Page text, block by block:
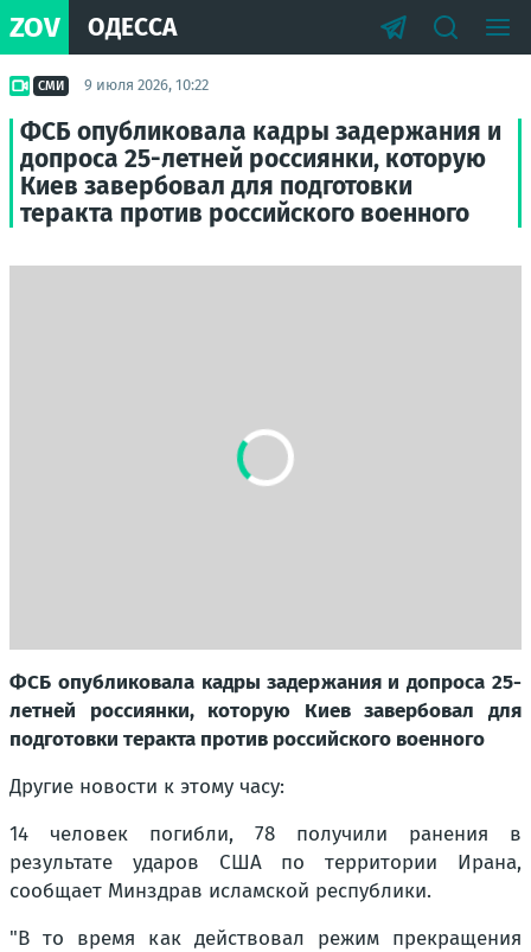
ZOV ОДЕССА
СМИ 9 июля 2026, 10:22
ФСБ опубликовала кадры задержания и
допроса 25-летней россиянки, которую
Киев завербовал для подготовки
теракта против российского военного
ФСБ опубликовала кадры задержания и допроса 25-
летней россиянки, которую Киев завербовал для
подготовки теракта против российского военного
Другие новости к этому часу:
14 человек погибли, 78 получили ранения в
результате ударов США по территории Ирана,
сообщает Минздрав исламской республики.
"В то время как действовал режим прекращения